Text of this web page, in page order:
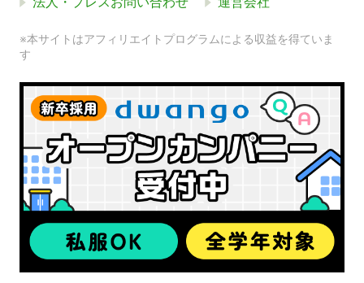
※本サイトはアフィリエイトプログラムによる収益を得ていま
す